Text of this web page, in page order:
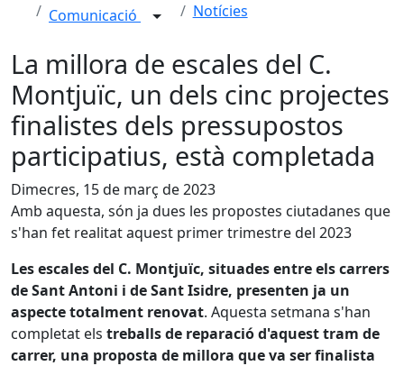
Comunicació Notícies
La millora de escales del C.
Montjuïc, un dels cinc projectes
finalistes dels pressupostos
participatius, està completada
Dimecres, 15 de març de 2023
Amb aquesta, són ja dues les propostes ciutadanes que
s'han fet realitat aquest primer trimestre del 2023
Les escales del C. Montjuïc, situades entre els carrers
de Sant Antoni i de Sant Isidre, presenten ja un
aspecte totalment renovat. Aquesta setmana s'han
completat els treballs de reparació d'aquest tram de
carrer, una proposta de millora que va ser finalista